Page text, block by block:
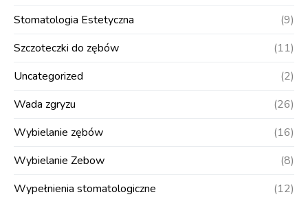
Stomatologia Estetyczna
(9)
Szczoteczki do zębów
(11)
Uncategorized
(2)
Wada zgryzu
(26)
Wybielanie zębów
(16)
Wybielanie Zebow
(8)
Wypełnienia stomatologiczne
(12)